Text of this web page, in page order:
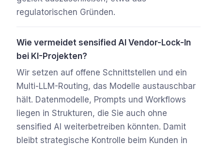
regulatorischen Gründen.
Wie vermeidet sensified AI Vendor-Lock-In
bei KI-Projekten?
Wir setzen auf offene Schnittstellen und ein
Multi-LLM-Routing, das Modelle austauschbar
hält. Datenmodelle, Prompts und Workflows
liegen in Strukturen, die Sie auch ohne
sensified AI weiterbetreiben könnten. Damit
bleibt strategische Kontrolle beim Kunden in